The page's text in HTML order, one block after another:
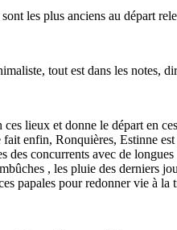
les plus anciens au départ
tout est dans les notes,
lieux et donne le départ en
enfin, Ronquières, Estinne
des concurrents avec de
, les pluie des derniers
papales pour redonner vie à